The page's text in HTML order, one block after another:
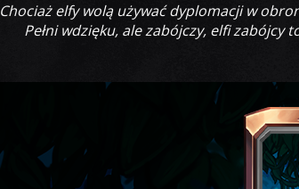
Chociaż elfy wolą używać dyplomacji w
Pełni wdzięku, ale zabójczy, elfi